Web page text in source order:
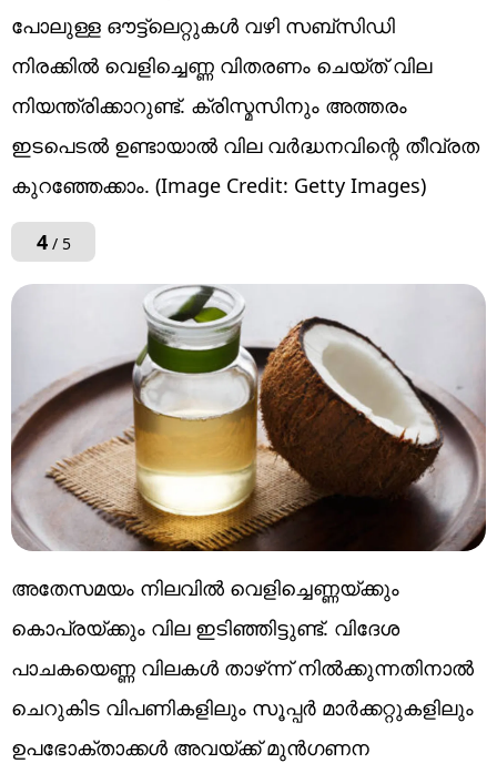
പോലുള്ള ഔട്ട്ലെറ്റുകൾ വഴി സബ്‌സിഡി
നിരക്കിൽ വെളിച്ചെണ്ണ വിതരണം ചെയ്ത് വില
നിയന്ത്രിക്കാറുണ്ട്. ക്രിസ്മസിനും അത്തരം
ഇടപെടൽ ഉണ്ടായാൽ വില വർദ്ധനവിന്റെ തീവ്രത
കുറഞ്ഞേക്കാം. (Image Credit: Getty Images)
4/ 5
അതേസമയം നിലവിൽ വെളിച്ചെണ്ണയ്ക്കും
കൊപ്രയ്ക്കും വില ഇടിഞ്ഞിട്ടുണ്ട്. വിദേശ
പാചകയെണ്ണ വിലകൾ താഴ്‌ന്ന്‌ നിൽക്കുന്നതിനാൽ
ചെറുകിട വിപണികളിലും സൂപ്പർ മാർക്കറ്റുകളിലും
ഉപഭോക്താക്കൾ അവയ്ക്ക് മുൻ​ഗണന